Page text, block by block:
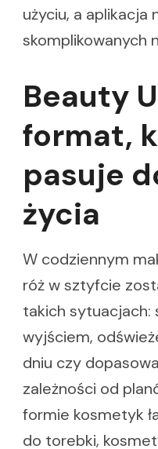
użyciu, a aplikacja
skomplikowanych
Beauty
format,
pasuje
życia
W codziennym
róż w sztyfcie
takich sytuacjach:
wyjściem,
dniu czy
zależności od
formie kosmetyk
do torebki,